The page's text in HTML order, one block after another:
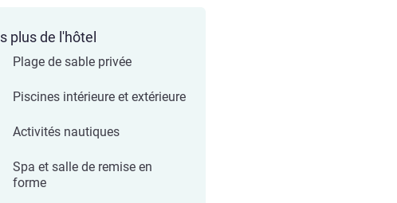
plus de l'hôtel
Plage de sable privée
Piscines intérieure et extérieure
Activités nautiques
Spa et salle de remise en
forme